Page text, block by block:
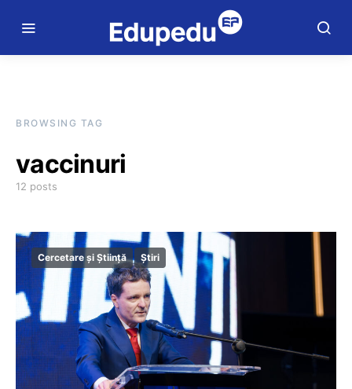
BROWSING TAG
vaccinuri
12 posts
Cercetare și Știință Știri